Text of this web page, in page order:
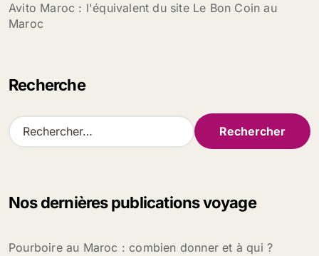
Avito Maroc : l'équivalent du site Le Bon Coin au
Maroc
Recherche
R
e
r
e
Nos dernières publications voyage
Pourboire au Maroc : combien donner et à qui ?